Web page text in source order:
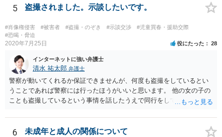
5 盗撮されました。示談したいです。
#肖像権侵害 #被害者 #盗撮・のぞき #示談交渉
#児童買春・援助交際
#恐喝・脅迫
2020年7月25日 役にたった 28
インターネットに強い弁護士
清水 祐太郎 弁護士
警察が動いてくれるか保証できませんが、何度も盗撮をしているとい
うことであれば警察には行ったほうがいいと思います。 他の女の子の
ことも盗撮しているという事情を話したうえで同行をしてほしいだと
そのあとで本人には、示談金を請求することになります。 メッセージ
としては、示談金として〇万円払ってくださいと送ることになりま
6 未成年と成人の関係について